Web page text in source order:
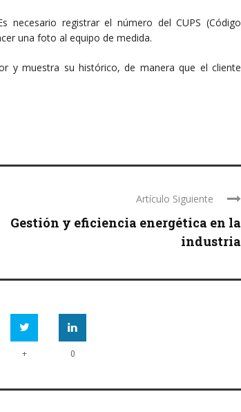
necesario registrar el número del CUPS (Código
una foto al equipo de medida.
y muestra su histórico, de manera que el cliente
Artículo Siguiente
Gestión y eficiencia energética en la
industria
+ 0